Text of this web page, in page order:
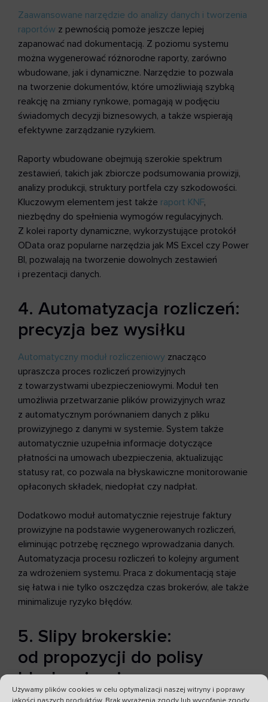
Używamy plików cookies w celu optymalizacji naszej witryny i poprawy
Zaawansowane narzędzie do analizy danych i tworzenia
raportów z pewnością pomoże jeszcze lepiej
zapanować nad dokumentacją. Z poziomu systemu
można wygenerować różnorodne raporty, zarówno
wbudowane, jak i dynamiczne. Narzędzie to pozwala
na tworzenie dokumentów, które umożliwiają szybką
reakcję na zmiany rynkowe, pomagają w podjęciu
świadomych decyzji biznesowych, a także wspierają
efektywne zarządzanie ryzykiem.
Raporty wbudowane obejmują szerokie spektrum
zestawień, takich jak zbiorcze podsumowania prowizji,
analizy produkcji, struktury portfela czy szkodowości.
Kluczowym elementem jest także raport KNF,
niezbędny do spełnienia wymogów regulacyjnych.
Z kolei raporty dynamiczne, wykorzystujące protokół
OData oraz popularne narzędzia jak MS Excel czy Power
BI, pozwalają na tworzenie dowolnych zestawień
i prezentacji danych.
4. Automatyzacja rozliczeń:
precyzja bez wysiłku
Automatyczny moduł rozliczeniowy znacząco
upraszcza proces rozliczeń prowizyjnych
z towarzystwami ubezpieczeniowymi. Moduł ten
umożliwia przetwarzanie plików prowizyjnych wraz
z automatycznym porównaniem danych z pliku
prowizyjnego z danymi w systemie. System także
automatycznie uzupełnia informacje dotyczące
płatności na umowach ubezpieczenia, aktualizując
statusy rat, co pozwala na błyskawiczne monitorowanie
opłaconych składek, niedopłat czy nadpłat.
Dodatkowo moduł automatycznie rejestruje faktury
prowizyjne na podstawie wygenerowanych rozliczeń,
eliminując potrzebę ręcznego wprowadzania danych.
Automatyzacja procesu rozliczeń to kolejny argument
za wdrożeniem systemu. Praca z dokumentacją staje
się łatwa i nie tylko oszczędza czas brokerów, ale także
minimalizuje ryzyko błędów.
5. Slipy brokerskie:
od propozycji do polisy
błyskawicznie